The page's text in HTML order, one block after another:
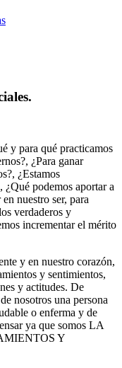
y para qué practicamos
¿Para ganar
¿Estamos
podemos aportar a
nuestro ser, para
verdaderos y
incrementar el mérito
y en nuestro corazón,
y sentimientos,
y actitudes. De
nosotros una persona
o enferma y de
ya que somos LA
Y